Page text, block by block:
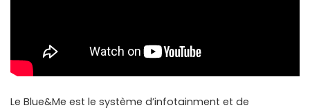
Le Blue&Me est le système d’infotainment et de